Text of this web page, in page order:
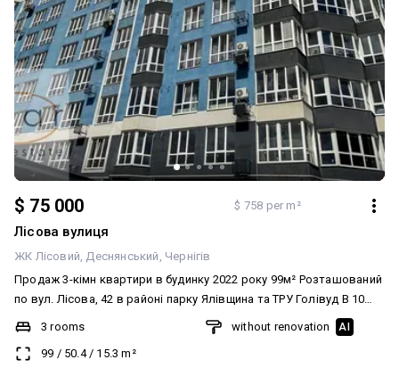
$ 75 000 $ 758 per m²
Лісова вулиця
ЖК Лісовий Деснянський Чернігів
Продаж 3-кімн квартири в будинку 2022 року 99м² Розташований
по вул. Лісова, 42 в районі парку Ялівщина та ТРУ Голівуд В 10
поверховому цегляному будинку на високому 1 поверсі З
індивідуальним газовим опаленням Є власна комора у підвалі
Будинок побудований з силікатної цегли та утеплений
3 rooms
99 / 50.4/ 15.3 m²
without renovation AI